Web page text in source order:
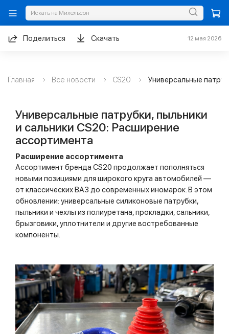
Главная Все новости CS20
Поделиться Скачать 12 мая 2026
Универсальные патрубки, пыльники
и сальники CS20: Расширение
ассортимента
Расширение ассортимента
Ассортимент бренда CS20 продолжает пополняться
новыми позициями для широкого круга автомобилей —
от классических ВАЗ до современных иномарок. В этом
обновлении: универсальные силиконовые патрубки,
пыльники и чехлы из полиуретана, прокладки, сальники,
брызговики, уплотнители и другие востребованные
компоненты.